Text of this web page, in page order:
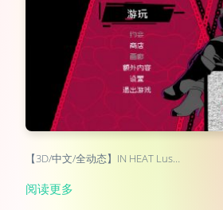
【3D/中文/全动态】IN HEAT Lus…
阅读更多